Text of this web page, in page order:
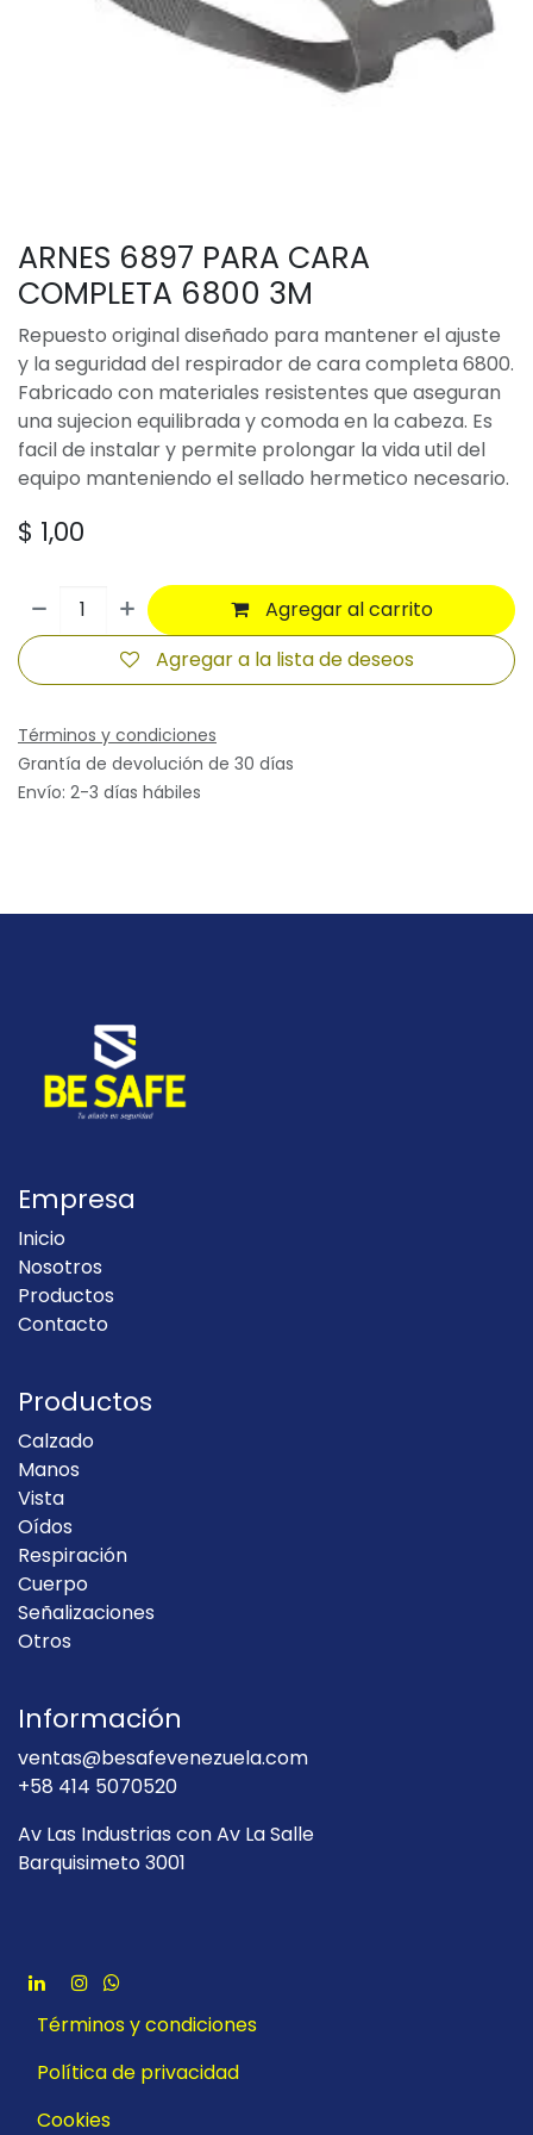
ARNES 6897 PARA CARA
COMPLETA 6800 3M
Repuesto original diseñado para mantener el ajuste
y la seguridad del respirador de cara completa 6800.
Fabricado con materiales resistentes que aseguran
una sujecion equilibrada y comoda en la cabeza. Es
facil de instalar y permite prolongar la vida util del
equipo manteniendo el sellado hermetico necesario.
$ 1,00
Agregar al carrito
Agregar a la lista de deseos
Términos y condiciones
Grantía de devolución de 30 días
Envío: 2-3 días hábiles
Empresa
Inicio
Nosotros
Productos
Contacto
Productos
Calzado
Manos
Vista
Oídos
Respiración
Cuerpo
Señalizaciones
Otros
Información
ventas@besafevenezuela.com
+58 414 5070520
Av Las Industrias con Av La Salle
Barquisimeto 3001
Términos y condiciones
Política de privacidad
Cookies